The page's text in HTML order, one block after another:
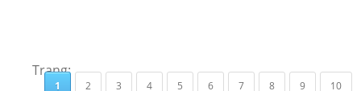
Trang:
1 2 3 4 5 6 7 8 9 10